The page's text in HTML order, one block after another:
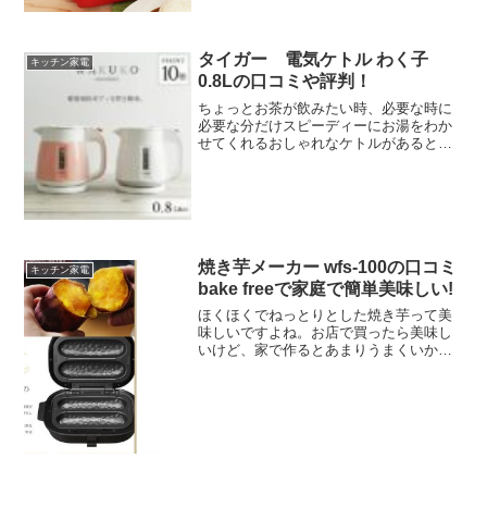
時やお手伝いの時などに便...
キッチン家電
タイガー 電気ケトル わく子
0.8Lの口コミや評判！
ちょっとお茶が飲みたい時、必要な時に
必要な分だけスピーディーにお湯をわか
せてくれるおしゃれなケトルがあると便
キッチン家電
焼き芋メーカー wfs-100の口コミ
bake freeで家庭で簡単美味しい!
ほくほくでねっとりとした焼き芋って美
味しいですよね。お店で買ったら美味し
いけど、家で作るとあまりうまくいかな